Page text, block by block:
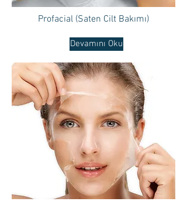
Profacial (Saten Cilt Bakımı)
Devamını Oku